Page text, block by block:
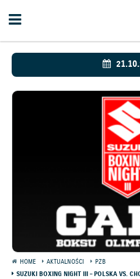
HOME AKTUALNOŚCI
PZB
SUZUKI BOXING NIGHT III – POLSKA VS.